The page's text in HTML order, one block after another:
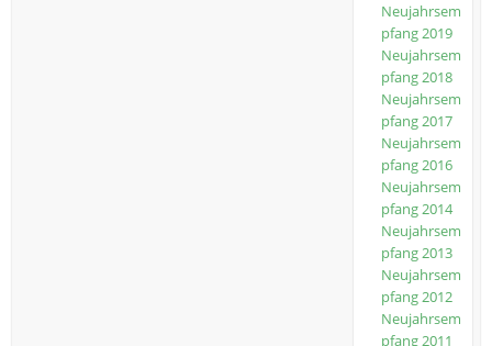
Neujahrsem
pfang 2019
Neujahrsem
pfang 2018
Neujahrsem
pfang 2017
Neujahrsem
pfang 2016
Neujahrsem
pfang 2014
Neujahrsem
pfang 2013
Neujahrsem
pfang 2012
Neujahrsem
pfang 2011